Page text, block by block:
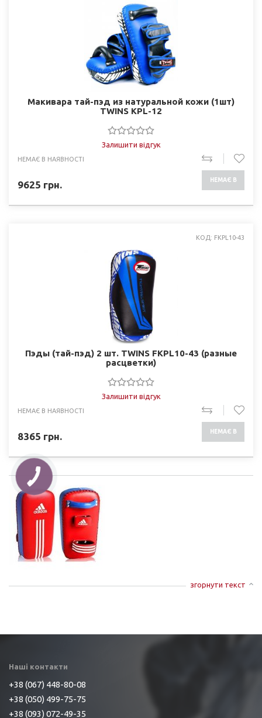
Макивара тай-пэд из натуральной кожи (1шт)
TWINS KPL-12
Залишити відгук
НЕМАЄ В НАЯВНОСТІ
9625 грн. НЕМАЄ В
КОД: FKPL10-43
Пэды (тай-пэд) 2 шт. TWINS FKPL10-43 (разные
раcцветки)
Залишити відгук
НЕМАЄ В НАЯВНОСТІ
8365 грн. НЕМАЄ В
згорнути текст
Наші контакти
+38 (067) 448-80-08
+38 (050) 499-75-75
+38 (093) 072-49-35